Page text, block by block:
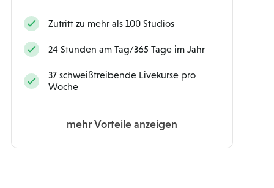
Zutritt zu mehr als 100 Studios
24 Stunden am Tag/365 Tage im Jahr
37 schweißtreibende Livekurse pro
Woche
mehr Vorteile anzeigen